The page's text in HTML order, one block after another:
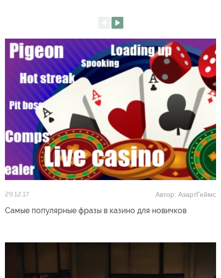
29.12.17 Автор: АзартГеймс
Самые популярные фразы в казино для новичков